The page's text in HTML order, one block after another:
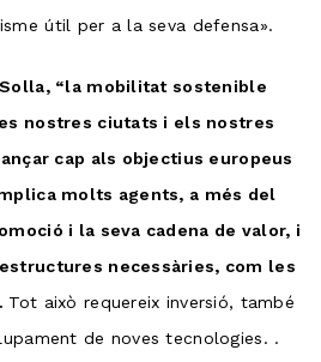
útil per a la seva defensa».
Solla, “la mobilitat sostenible
nostres ciutats i els nostres
cap als objectius europeus
molts agents, a més del
i la seva cadena de valor, i
necessàries, com les
Tot això requereix inversió, també
de noves tecnologies. .